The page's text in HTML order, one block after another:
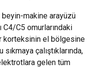
makine arayüzü
C4/C5 omurlarındaki
korteksinin el bölgesine
çalıştıklarında,
gelen tüm